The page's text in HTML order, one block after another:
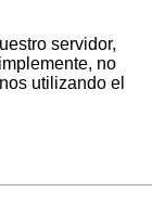
servidor,
no
utilizando el